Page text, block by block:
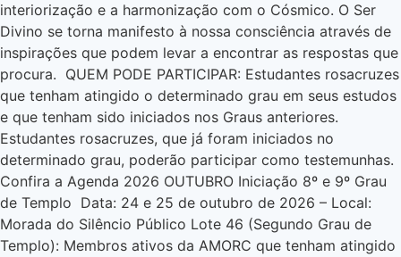
interiorização e a harmonização com o Cósmico. O Ser
Divino se torna manifesto à nossa consciência através de
inspirações que podem levar a encontrar as respostas que
procura. QUEM PODE PARTICIPAR: Estudantes rosacruzes
que tenham atingido o determinado grau em seus estudos
e que tenham sido iniciados nos Graus anteriores.
Estudantes rosacruzes, que já foram iniciados no
determinado grau, poderão participar como testemunhas.
Confira a Agenda 2026 OUTUBRO Iniciação 8º e 9º Grau
de Templo Data: 24 e 25 de outubro de 2026 – Local:
Morada do Silêncio Público Lote 46 (Segundo Grau de
Templo): Membros ativos da AMORC que tenham atingido